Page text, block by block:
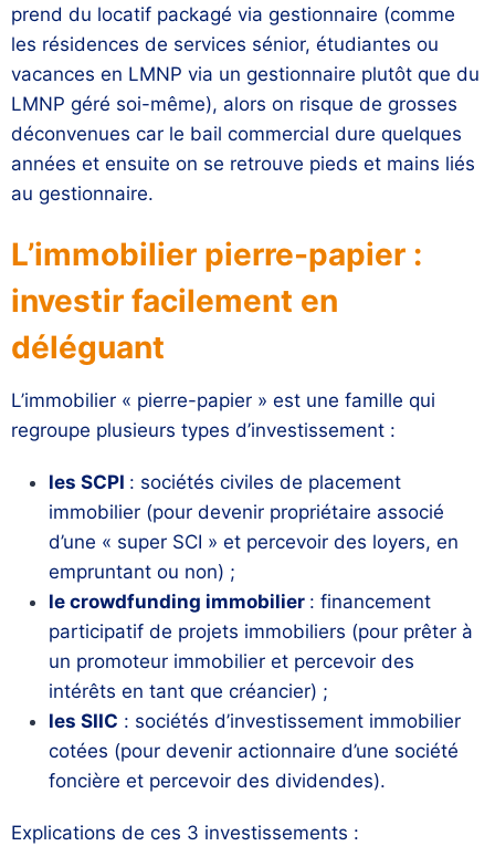
prend du locatif packagé via gestionnaire (comme
les résidences de services sénior, étudiantes ou
vacances en LMNP via un gestionnaire plutôt que du
LMNP géré soi-même), alors on risque de grosses
déconvenues car le bail commercial dure quelques
années et ensuite on se retrouve pieds et mains liés
au gestionnaire.
L’immobilier pierre-papier :
investir facilement en
déléguant
L’immobilier « pierre-papier » est une famille qui
regroupe plusieurs types d’investissement :
les SCPI : sociétés civiles de placement
immobilier (pour devenir propriétaire associé
d’une « super SCI » et percevoir des loyers, en
empruntant ou non) ;
le crowdfunding immobilier : financement
participatif de projets immobiliers (pour prêter à
un promoteur immobilier et percevoir des
intérêts en tant que créancier) ;
les SIIC : sociétés d’investissement immobilier
cotées (pour devenir actionnaire d’une société
foncière et percevoir des dividendes).
Explications de ces 3 investissements :